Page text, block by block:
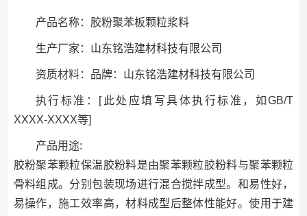
产品名称：胶粉聚苯板颗粒浆料
生产厂家：山东铭浩建材科技有限公司
资质材料：品牌：山东铭浩建材科技有限公司
执行标准：[此处应填写具体执行标准，如GB/T
XXXX-XXXX等]
产品用途:
胶粉聚苯颗粒保温胶粉料是由聚苯颗粒胶粉料与聚苯颗粒
骨料组成。分别包装现场进行混合搅拌成型。和易性好，
易操作，施工效率高，材料成型后整体性能好。使用于建